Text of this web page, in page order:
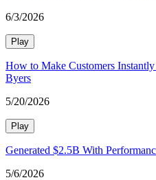
6/3/2026
Play
How to Make Customers
Byers
5/20/2026
Play
Generated $2.5B With
5/6/2026